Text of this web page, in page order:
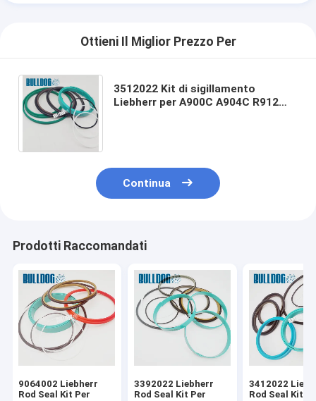
Ottieni Il Miglior Prezzo Per
3512022 Kit di sigillamento
Liebherr per A900C A904C R912
Continua
Prodotti Raccomandati
9064002 Liebherr
Rod Seal Kit Per
3392022 Liebherr
Rod Seal Kit Per
3412022
Rod Seal Kit